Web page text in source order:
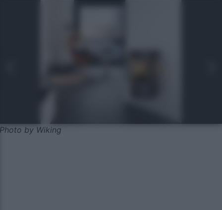
Photo by Wiking